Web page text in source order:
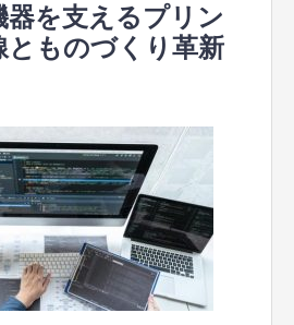
器を支えるプリン
とものづくり革新